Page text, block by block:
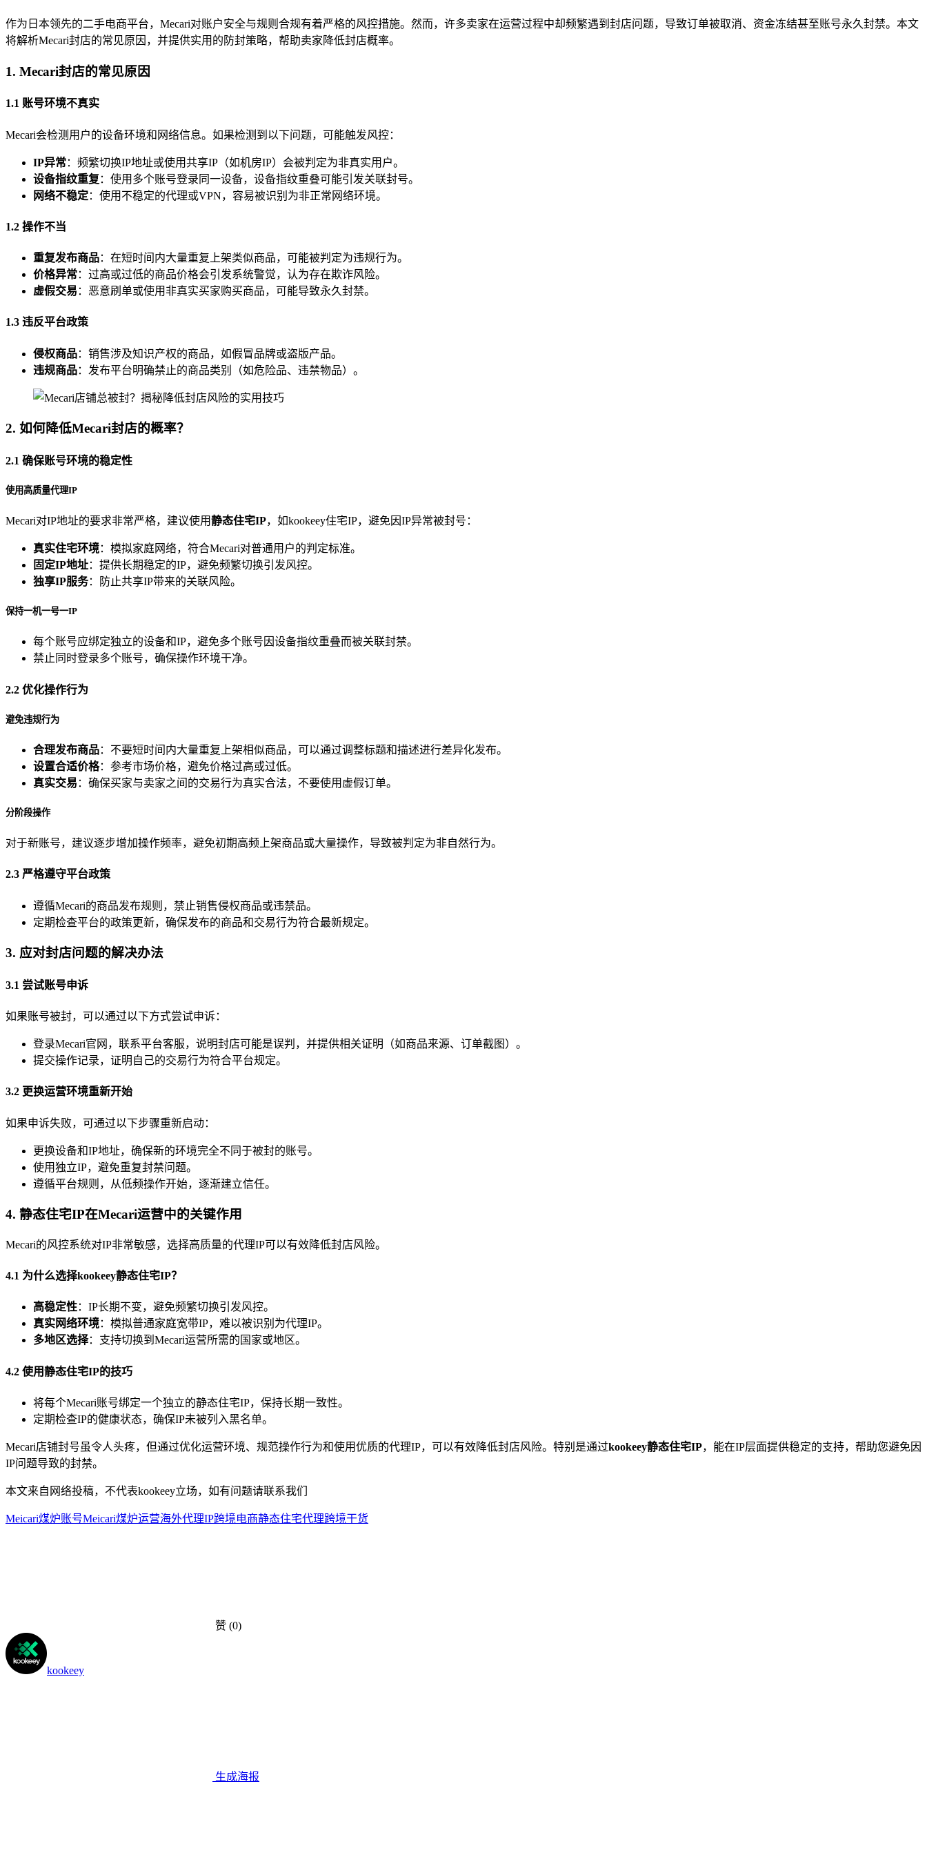
作为日本领先的二手电商平台，Mecari对账户安全与规则合规有着严格的风控措施。然而，许多卖家在运营过程中却频繁遇到封店问题，导致订单被取消、资金冻结甚至账号永久封禁。本文
将解析Mecari封店的常见原因，并提供实用的防封策略，帮助卖家降低封店概率。
1. Mecari封店的常见原因
1.1 账号环境不真实
Mecari会检测用户的设备环境和网络信息。如果检测到以下问题，可能触发风控：
IP异常：频繁切换IP地址或使用共享IP（如机房IP）会被判定为非真实用户。
设备指纹重复 ：使用多个账号登录同一设备，设备指纹重叠可能引发关联封号。
网络不稳定：使用不稳定的代理或VPN，容易被识别为非正常网络环境。
1.2 操作不当
重复发布商品：在短时间内大量重复上架类似商品，可能被判定为违规行为。
价格异常：过高或过低的商品价格会引发系统警觉，认为存在欺诈风险。
虚假交易 ：恶意刷单或使用非真实买家购买商品，可能导致永久封禁。
1.3 违反平台政策
侵权商品：销售涉及知识产权的商品，如假冒品牌或盗版产品。
违规商品：发布平台明确禁止的商品类别（如危险品、违禁物品）。
2. 如何降低Mecari封店的概率？
2.1 确保账号环境的稳定性
使用高质量代理IP
Mecari对IP地址的要求非常严格，建议使用静态住宅IP，如kookeey住宅IP，避免因IP异常被封号：
真实住宅环境：模拟家庭网络，符合Mecari对普通用户的判定标准。
固定IP地址：提供长期稳定的IP，避免频繁切换引发风控。
独享IP服务：防止共享IP带来的关联风险。
保持一机一号一IP
每个账号应绑定独立的设备和IP，避免多个账号因设备指纹重叠而被关联封禁。
禁止同时登录多个账号，确保操作环境干净。
2.2 优化操作行为
避免违规行为
合理发布商品：不要短时间内大量重复上架相似商品，可以通过调整标题和描述进行差异化发布。
设置合适价格：参考市场价格，避免价格过高或过低。
真实交易 ：确保买家与卖家之间的交易行为真实合法，不要使用虚假订单。
分阶段操作
对于新账号，建议逐步增加操作频率，避免初期高频上架商品或大量操作，导致被判定为非自然行为。
2.3 严格遵守平台政策
遵循Mecari的商品发布规则，禁止销售侵权商品或违禁品。
定期检查平台的政策更新，确保发布的商品和交易行为符合最新规定。
3. 应对封店问题的解决办法
3.1 尝试账号申诉
如果账号被封，可以通过以下方式尝试申诉：
登录Mecari官网，联系平台客服，说明封店可能是误判，并提供相关证明（如商品来源、订单截图）。
提交操作记录，证明自己的交易行为符合平台规定。
3.2 更换运营环境重新开始
如果申诉失败，可通过以下步骤重新启动：
更换设备和IP地址，确保新的环境完全不同于被封的账号。
使用独立IP，避免重复封禁问题。
遵循平台规则，从低频操作开始，逐渐建立信任。
4. 静态住宅IP在Mecari运营中的关键作用
Mecari的风控系统对IP非常敏感，选择高质量的代理IP可以有效降低封店风险。
4.1 为什么选择kookeey静态住宅IP？
高稳定性：IP长期不变，避免频繁切换引发风控。
真实网络环境：模拟普通家庭宽带IP，难以被识别为代理IP。
多地区选择：支持切换到Mecari运营所需的国家或地区。
4.2 使用静态住宅IP的技巧
将每个Mecari账号绑定一个独立的静态住宅IP，保持长期一致性。
定期检查IP的健康状态，确保IP未被列入黑名单。
Mecari店铺封号虽令人头疼，但通过优化运营环境、规范操作行为和使用优质的代理IP，可以有效降低封店风险。特别是通过kookeey静态住宅IP，能在IP层面提供稳定的支持，帮助您避免因
IP问题导致的封禁。
本文来自网络投稿，不代表kookeey立场，如有问题请联系我们
Meicari煤炉账号Meicari煤炉运营海外代理IP跨境电商静态住宅代理跨境干货
赞 (0)
kookeey
生成海报